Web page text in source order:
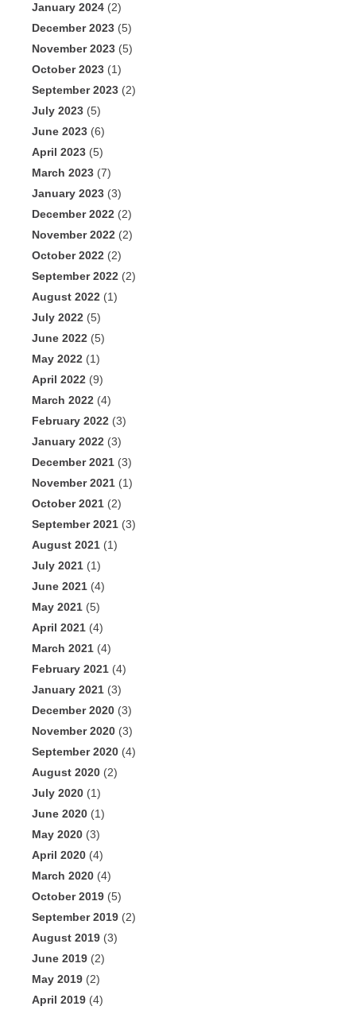
January 2024 (2)
December 2023 (5)
November 2023 (5)
October 2023 (1)
September 2023 (2)
July 2023 (5)
June 2023 (6)
April 2023 (5)
March 2023 (7)
January 2023 (3)
December 2022 (2)
November 2022 (2)
October 2022 (2)
September 2022 (2)
August 2022 (1)
July 2022 (5)
June 2022 (5)
May 2022 (1)
April 2022 (9)
March 2022 (4)
February 2022 (3)
January 2022 (3)
December 2021 (3)
November 2021 (1)
October 2021 (2)
September 2021 (3)
August 2021 (1)
July 2021 (1)
June 2021 (4)
May 2021 (5)
April 2021 (4)
March 2021 (4)
February 2021 (4)
January 2021 (3)
December 2020 (3)
November 2020 (3)
September 2020 (4)
August 2020 (2)
July 2020 (1)
June 2020 (1)
May 2020 (3)
April 2020 (4)
March 2020 (4)
October 2019 (5)
September 2019 (2)
August 2019 (3)
June 2019 (2)
May 2019 (2)
April 2019 (4)